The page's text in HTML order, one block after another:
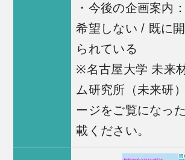
・今後の企画案内
希望しない / 既に
られている
※名古屋大学 未来
ム研究所（未来研
ージをご覧になっ
載ください。